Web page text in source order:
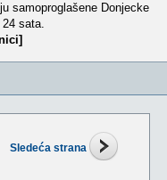
Sledeća strana
samoproglašene Donjecke
sata.